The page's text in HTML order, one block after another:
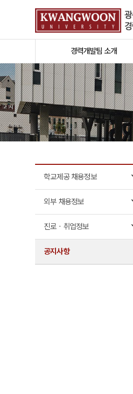
경력개발팀 소개
학교제공 채용정보
외부 채용정보
진로ㆍ취업정보
공지사항